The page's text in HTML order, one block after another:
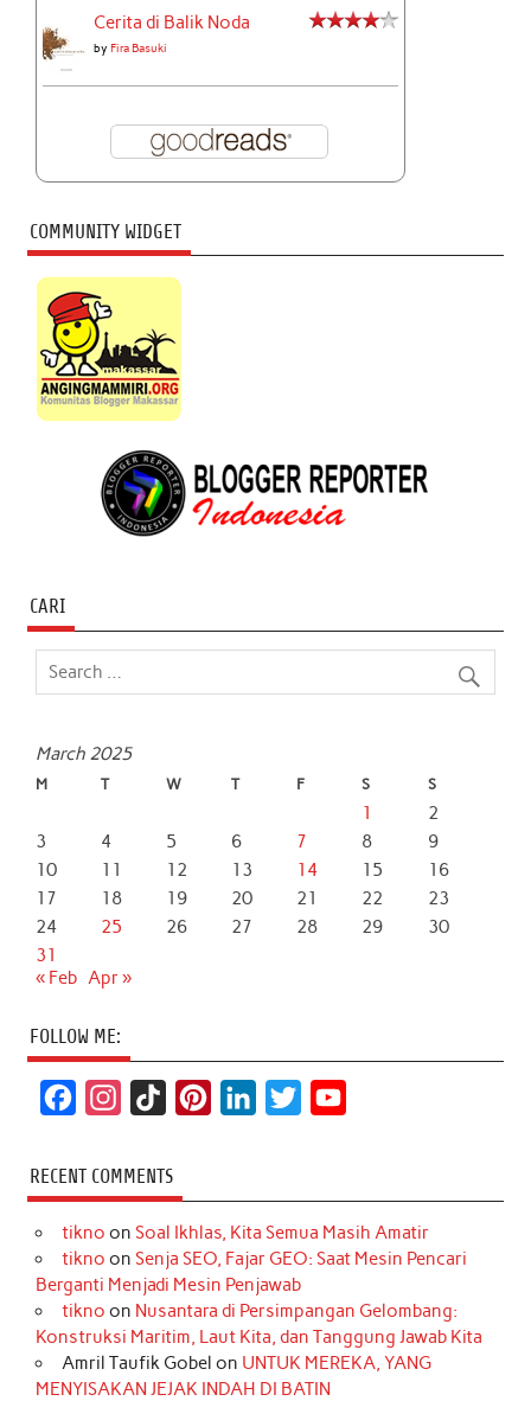
Cerita di Balik Noda
byFira Basuki
COMMUNITY WIDGET
CARI
March 2025
M T W T F S S
1
2
3
4 5 6 7 8
9
10
11 12 13 14 15
16
17
18 19 20 21 22
23
24
25 26 27 28 29
30
31
« Feb Apr »
FOLLOW ME:
c
e
b
o
k
s
t
a
r
a
m
k
T
o
k
t
e
r
e
s
t
k
e
d
I
n
t
t
r
T
u
e
RECENT COMMENTS
tikno on Soal Ikhlas, Kita Semua Masih Amatir
tikno on Senja SEO, Fajar GEO: Saat Mesin Pencari
Berganti Menjadi Mesin Penjawab
tikno on Nusantara di Persimpangan Gelombang:
Konstruksi Maritim, Laut Kita, dan Tanggung Jawab Kita
Amril Taufik Gobel on UNTUK MEREKA, YANG
MENYISAKAN JEJAK INDAH DI BATIN